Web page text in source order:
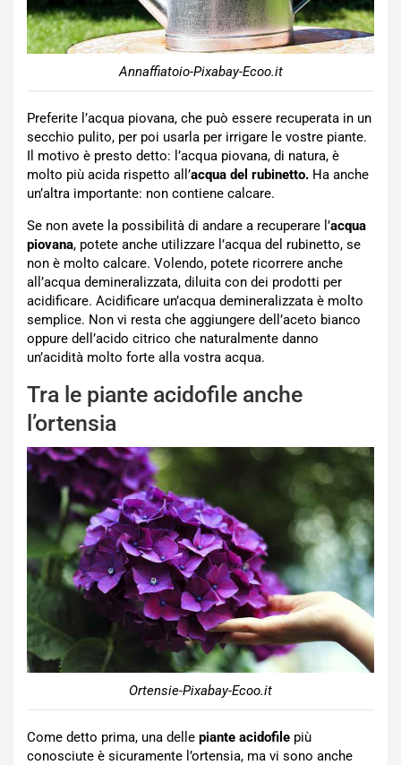
Annaffiatoio-Pixabay-Ecoo.it
Preferite l’acqua piovana, che può essere recuperata in un
secchio pulito, per poi usarla per irrigare le vostre piante.
Il motivo è presto detto: l’acqua piovana, di natura, è
molto più acida rispetto all’acqua del rubinetto. Ha anche
un’altra importante: non contiene calcare.
Se non avete la possibilità di andare a recuperare l’acqua
piovana, potete anche utilizzare l’acqua del rubinetto, se
non è molto calcare. Volendo, potete ricorrere anche
all’acqua demineralizzata, diluita con dei prodotti per
acidificare. Acidificare un’acqua demineralizzata è molto
semplice. Non vi resta che aggiungere dell’aceto bianco
oppure dell’acido citrico che naturalmente danno
un’acidità molto forte alla vostra acqua.
Tra le piante acidofile anche
l’ortensia
Ortensie-Pixabay-Ecoo.it
Come detto prima, una delle piante acidofile più
conosciute è sicuramente l’ortensia, ma vi sono anche